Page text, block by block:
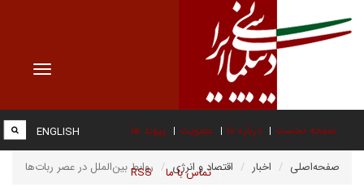
Toggle
صفحه نخست درباره ما عضویت پیوند ها
تماس با ما RSS
ENGLISH
صفحه‌اصلی اخبار اقتصاد و انرژی روابط بین‌الملل در عصر ربات‌ها